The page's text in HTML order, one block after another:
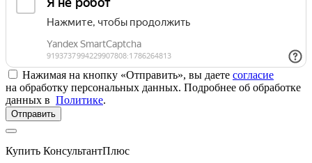
Нажимая на кнопку «Отправить», вы даете согласие
на обработку персональных данных. Подробнее об обработке
данных в Политике.
Отправить
Купить КонсультантПлюс